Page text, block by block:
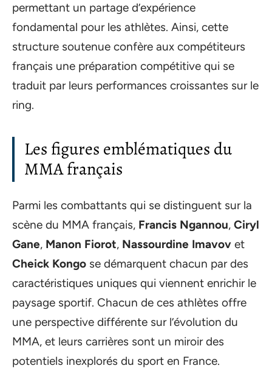
permettant un partage d’expérience
fondamental pour les athlètes. Ainsi, cette
structure soutenue confère aux compétiteurs
français une préparation compétitive qui se
traduit par leurs performances croissantes sur le
ring.
Les figures emblématiques du
MMA français
Parmi les combattants qui se distinguent sur la
scène du MMA français, Francis Ngannou, Ciryl
Gane, Manon Fiorot, Nassourdine Imavov et
Cheick Kongo se démarquent chacun par des
caractéristiques uniques qui viennent enrichir le
paysage sportif. Chacun de ces athlètes offre
une perspective différente sur l’évolution du
MMA, et leurs carrières sont un miroir des
potentiels inexplorés du sport en France.